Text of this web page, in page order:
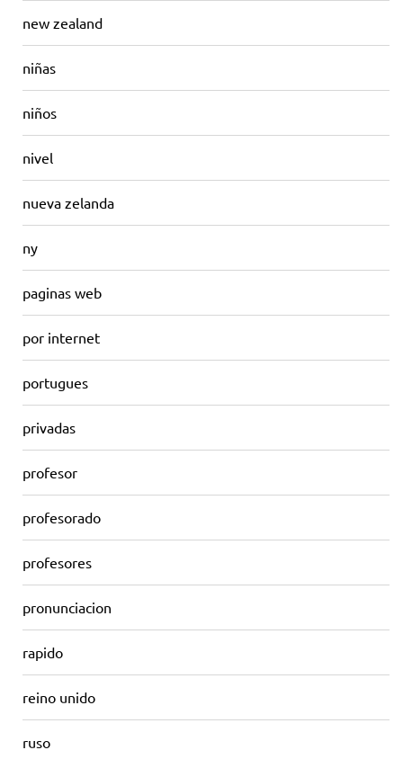
new zealand
niñas
niños
nivel
nueva zelanda
ny
paginas web
por internet
portugues
privadas
profesor
profesorado
profesores
pronunciacion
rapido
reino unido
ruso